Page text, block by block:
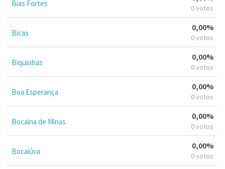
Bias Fortes 0 votos
Bicas
0,00%
0 votos
Biquinhas
0,00%
0 votos
Boa Esperança
0,00%
0 votos
Bocaina de Minas
0,00%
0 votos
Bocaiúva
0,00%
0 votos